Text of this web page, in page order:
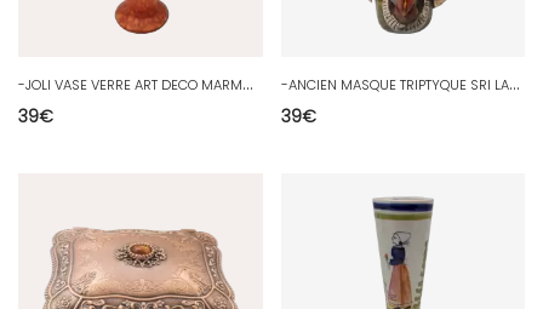
-
JOLI VASE VERRE ART DECO MARMOREEN Moucheté ORANGE collection déco XXe D
39€
-
ANCIEN MASQUE TRIPTYQUE SRI LANKA OISEAU Coloré avec BEC CROCHU COLLECTION D
39€